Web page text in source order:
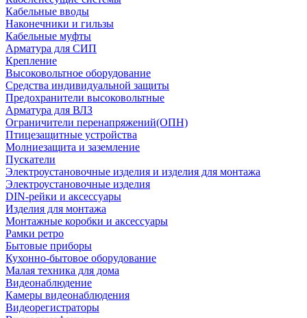
Кабельные вводы
Наконечники и гильзы
Кабельные муфты
Арматура для СИП
Крепление
Высоковольтное оборудование
Средства индивидуальной защиты
Предохранители высоковольтные
Арматура для ВЛЗ
Ограничители перенапряжений(ОПН)
Птицезащитные устройства
Молниезащита и заземление
Пускатели
Электроустановочные изделия и изделия для монтажа
Электроустановочные изделия
DIN-рейки и аксессуары
Изделия для монтажа
Монтажные коробки и аксессуары
Рамки ретро
Бытовые приборы
Кухонно-бытовое оборудование
Малая техника для дома
Видеонаблюдение
Камеры видеонаблюдения
Видеорегистраторы